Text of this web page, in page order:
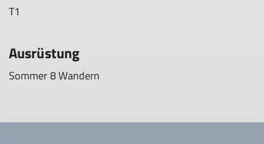
T1
Ausrüstung
Sommer 8 Wandern